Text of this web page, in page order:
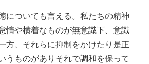
についても言える。私たちの精神
惰や横着なものが無意識下、意識
方、それらに抑制をかけたり是正
うものがありそれで調和を保って